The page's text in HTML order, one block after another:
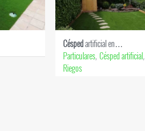
Céspedartificial en…
Particulares, Césped artificial,
Riegos